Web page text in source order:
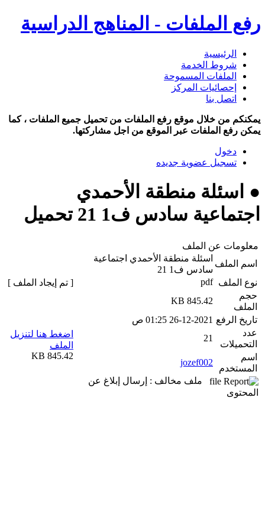
رفع الملفات - المناهج الدراسية
الرئيسية
شروط الخدمة
الملفات المسموحة
إحصائيات المركز
اتصل بنا
يمكنكم من خلال موقع رفع الملفات من تحميل جميع الملفات ، كما
يمكن رفع الملفات عبر الموقع من اجل مشاركتها.
دخول
تسجيل عضوية جديده
● اسئلة منطقة الأحمدي
اجتماعية سادس ف1 21 تحميل
معلومات عن الملف
اسم الملف
اسئلة منطقة الأحمدي اجتماعية
سادس ف1 21
نوع الملف pdf
حجم
الملف
845.42 KB
تاريخ الرفع 26-12-2021 01:25 ص
عدد
التحميلات
21
اسم
المستخدم
jozef002
ملف مخالف : إرسال إبلاغ عن
المحتوى
[ تم إيجاد الملف ]
اضغط هنا لتنزيل
الملف
845.42 KB